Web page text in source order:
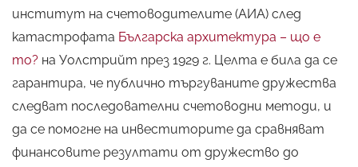
институт на счетоводителите (АИА) след
катастрофата Българска архитектура – що е
то? на Уолстрийт през 1929 г. Целта е била да се
гарантира, че публично търгуваните дружества
следват последователни счетоводни методи, и
да се помогне на инвеститорите да сравняват
финансовите резултати от дружество до